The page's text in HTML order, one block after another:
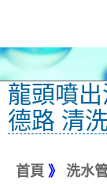
龍頭噴
德路 清
首頁 》 洗水